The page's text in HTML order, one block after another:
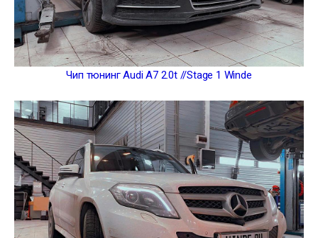
Чип тюнинг Audi A7 2.0t //Stage 1 Winde